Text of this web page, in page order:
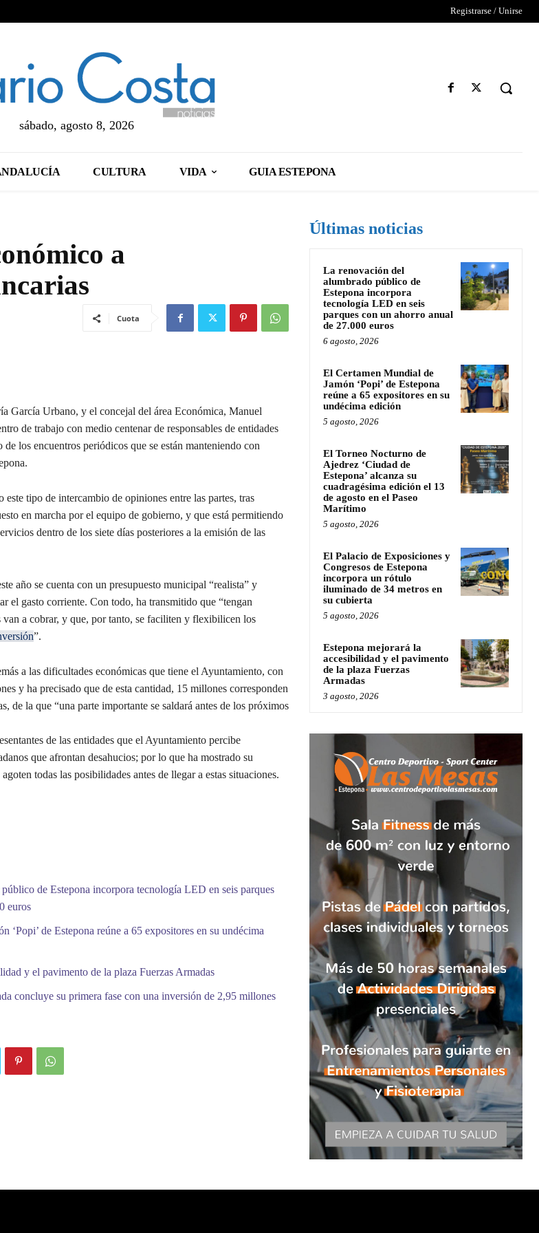
Registrarse / Unirse
sábado, agosto 8, 2026
CULTURA VIDA GUIA ESTEPONA
a
Cuota
García Urbano, y el concejal del área Económica, Manuel
de trabajo con medio centenar de responsables de entidades
los encuentros periódicos que se están manteniendo con
tipo de intercambio de opiniones entre las partes, tras
en marcha por el equipo de gobierno, y que está permitiendo
dentro de los siete días posteriores a la emisión de las
año se cuenta con un presupuesto municipal “realista” y
el gasto corriente. Con todo, ha transmitido que “tengan
van a cobrar, y que, por tanto, se faciliten y flexibilicen los
”.
a las dificultades económicas que tiene el Ayuntamiento, con
y ha precisado que de esta cantidad, 15 millones corresponden
de la que “una parte importante se saldará antes de los próximos
de las entidades que el Ayuntamiento percibe
que afrontan desahucios; por lo que ha mostrado su
todas las posibilidades antes de llegar a estas situaciones.
de Estepona incorpora tecnología LED en seis parques
euros
‘Popi’ de Estepona reúne a 65 expositores en su undécima
y el pavimento de la plaza Fuerzas Armadas
concluye su primera fase con una inversión de 2,95 millones
Últimas noticias
La renovación del
alumbrado público de
Estepona incorpora
tecnología LED en seis
parques con un ahorro anual
de 27.000 euros
6 agosto, 2026
El Certamen Mundial de
Jamón ‘Popi’ de Estepona
reúne a 65 expositores en su
undécima edición
5 agosto, 2026
El Torneo Nocturno de
Ajedrez ‘Ciudad de
Estepona’ alcanza su
cuadragésima edición el 13
de agosto en el Paseo
Marítimo
5 agosto, 2026
El Palacio de Exposiciones y
Congresos de Estepona
incorpora un rótulo
iluminado de 34 metros en
su cubierta
5 agosto, 2026
Estepona mejorará la
accesibilidad y el pavimento
de la plaza Fuerzas
Armadas
3 agosto, 2026